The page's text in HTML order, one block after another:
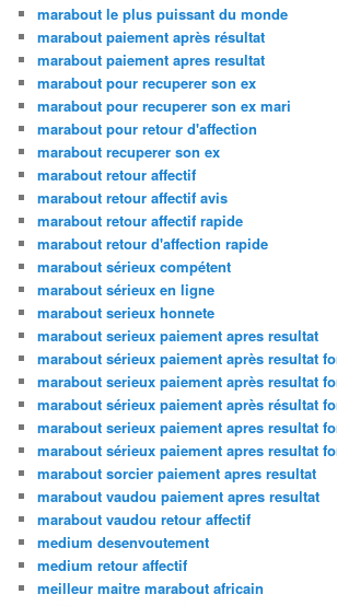
marabout le plus puissant du monde
marabout paiement après résultat
marabout paiement apres resultat
marabout pour recuperer son ex
marabout pour recuperer son ex mari
marabout pour retour d'affection
marabout recuperer son ex
marabout retour affectif
marabout retour affectif avis
marabout retour affectif rapide
marabout retour d'affection rapide
marabout sérieux compétent
marabout sérieux en ligne
marabout serieux honnete
marabout serieux paiement apres resultat
marabout sérieux paiement après resultat
marabout serieux paiement après resultat
marabout sérieux paiement après résultat
marabout serieux paiement apres resultat
marabout sérieux paiement apres resultat
marabout sorcier paiement apres resultat
marabout vaudou paiement apres resultat
marabout vaudou retour affectif
medium desenvoutement
medium retour affectif
meilleur maitre marabout africain